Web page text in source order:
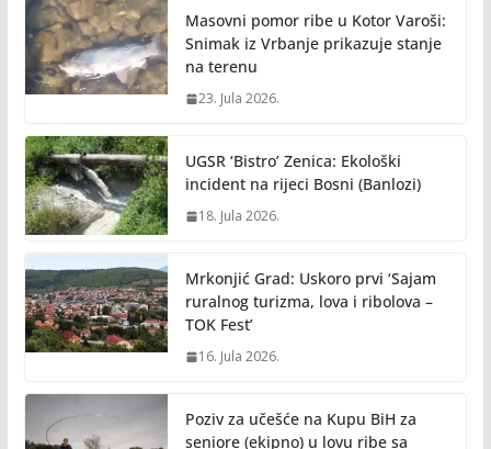
Masovni pomor ribe u Kotor Varoši:
Snimak iz Vrbanje prikazuje stanje
na terenu
23. Jula 2026.
UGSR ‘Bistro’ Zenica: Ekološki
incident na rijeci Bosni (Banlozi)
18. Jula 2026.
Mrkonjić Grad: Uskoro prvi ‘Sajam
ruralnog turizma, lova i ribolova –
TOK Fest’
16. Jula 2026.
Poziv za učešće na Kupu BiH za
seniore (ekipno) u lovu ribe sa